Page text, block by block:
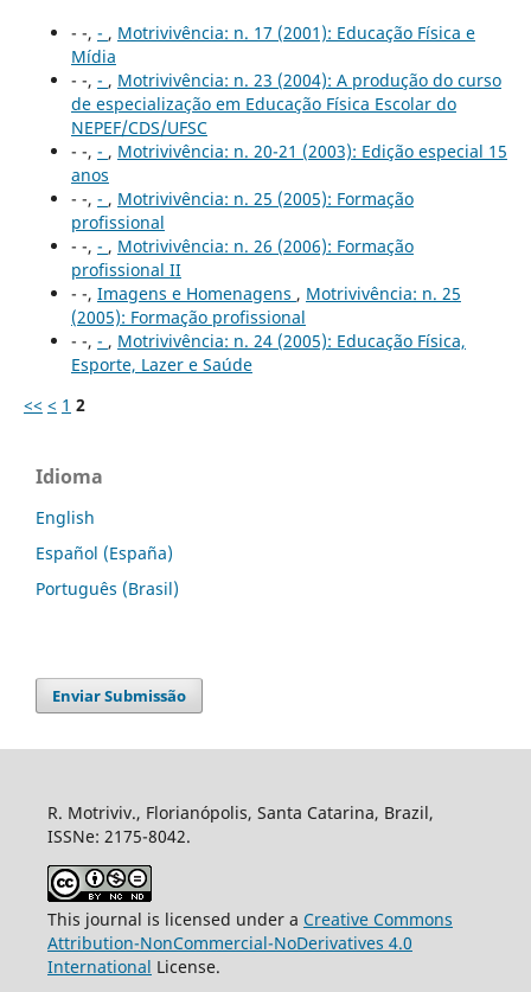
- -, - , Motrivivência: n. 17 (2001): Educação Física e
Mídia
- -, - , Motrivivência: n. 23 (2004): A produção do curso
de especialização em Educação Física Escolar do
NEPEF/CDS/UFSC
- -, - , Motrivivência: n. 20-21 (2003): Edição especial 15
anos
- -, - , Motrivivência: n. 25 (2005): Formação
profissional
- -, - , Motrivivência: n. 26 (2006): Formação
profissional II
- -, Imagens e Homenagens , Motrivivência: n. 25
(2005): Formação profissional
- -, - , Motrivivência: n. 24 (2005): Educação Física,
Esporte, Lazer e Saúde
<< < 1 2
Idioma
English
Español (España)
Português (Brasil)
Enviar Submissão
R. Motriviv., Florianópolis, Santa Catarina, Brazil,
ISSNe: 2175-8042.
This journal is licensed under a Creative Commons
Attribution-NonCommercial-NoDerivatives 4.0
International License.